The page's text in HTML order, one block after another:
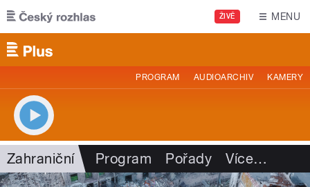
Přejít k hlavnímu obsahu
ŽIVĚ MENU
PROGRAM AUDIOARCHIV KAMERY
Zahraniční Program Pořady Více…